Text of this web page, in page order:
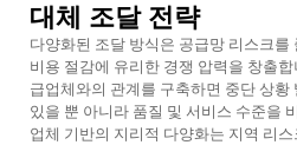
대체 조달 전략
다양화된 조달 방식은 공급망 리스크
비용 절감에 유리한 경쟁 압력을 창출
급업체와의 관계를 구축하면 중단 상황
있을 뿐 아니라 품질 및 서비스 수준을
업체 기반의 지리적 다양화는 지역 리